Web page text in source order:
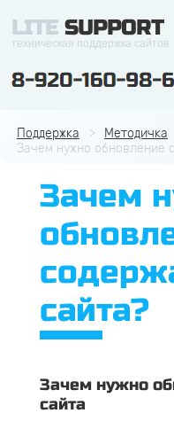
LITE SUPPORT
техническая поддержка сайтов
Поддержка
Методичка
Зачем нужно обновление
Зачем
сайта?
Зачем нужно
сайта